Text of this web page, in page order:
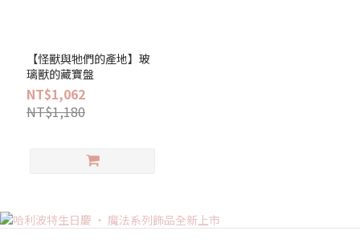
【怪獸與牠們的產地】玻
璃獸的藏寶盤
NT$1,062
NT$1,180